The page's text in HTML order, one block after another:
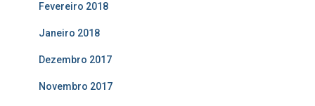
Fevereiro 2018
Janeiro 2018
Dezembro 2017
Novembro 2017